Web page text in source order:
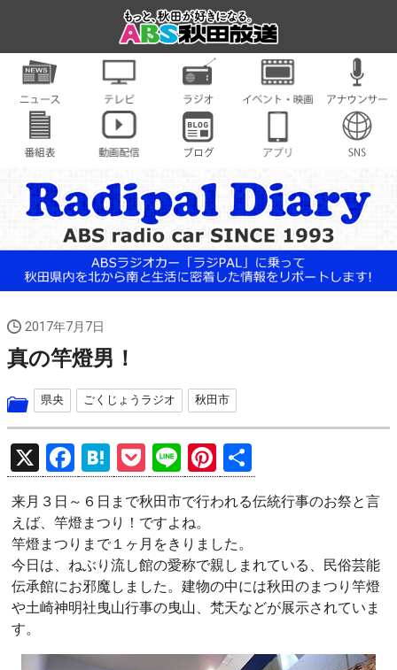
2017年7月7日
真の竿燈男！
県央 ごくじょうラジオ 秋田市
X
F
a
ce
b
o
o
H
at
e
n
a
P
o
ck
et
Li
n
e
Pi
nt
er
es
t
有
来月３日～６日まで秋田市で行われる伝統行事のお祭と言
えば、竿燈まつり！ですよね。
竿燈まつりまで１ヶ月をきりました。
今日は、ねぶり流し館の愛称で親しまれている、民俗芸能
伝承館にお邪魔しました。建物の中には秋田のまつり竿燈
や土崎神明社曳山行事の曳山、梵天などが展示されていま
す。